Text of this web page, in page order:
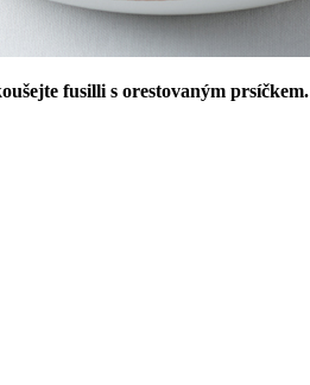
fusilli s orestovaným prsíčkem.